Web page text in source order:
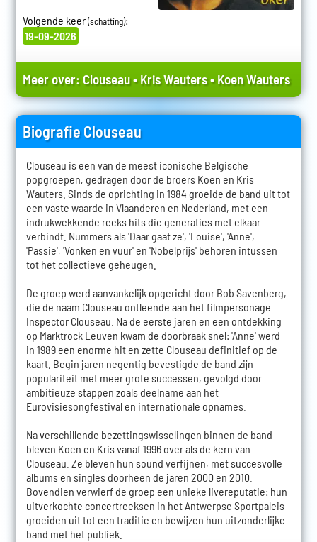
Volgende keer(schatting):
19-09-2026
Meer over: Clouseau•Kris Wauters•Koen Wauters
Biografie Clouseau
Clouseau is een van de meest iconische Belgische
popgroepen, gedragen door de broers Koen en Kris
Wauters. Sinds de oprichting in 1984 groeide de band uit tot
een vaste waarde in Vlaanderen en Nederland, met een
indrukwekkende reeks hits die generaties met elkaar
verbindt. Nummers als 'Daar gaat ze', 'Louise', 'Anne',
'Passie', 'Vonken en vuur' en 'Nobelprijs' behoren intussen
tot het collectieve geheugen.
De groep werd aanvankelijk opgericht door Bob Savenberg,
die de naam Clouseau ontleende aan het filmpersonage
Inspector Clouseau. Na de eerste jaren en een ontdekking
op Marktrock Leuven kwam de doorbraak snel: 'Anne' werd
in 1989 een enorme hit en zette Clouseau definitief op de
kaart. Begin jaren negentig bevestigde de band zijn
populariteit met meer grote successen, gevolgd door
ambitieuze stappen zoals deelname aan het
Eurovisiesongfestival en internationale opnames.
Na verschillende bezettingswisselingen binnen de band
bleven Koen en Kris vanaf 1996 over als de kern van
Clouseau. Ze bleven hun sound verfijnen, met succesvolle
albums en singles doorheen de jaren 2000 en 2010.
Bovendien verwierf de groep een unieke livereputatie: hun
uitverkochte concertreeksen in het Antwerpse Sportpaleis
groeiden uit tot een traditie en bewijzen hun uitzonderlijke
band met het publiek.